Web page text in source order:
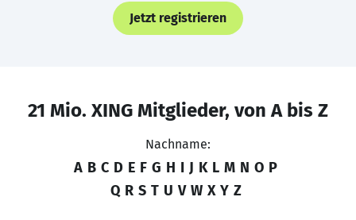
Jetzt registrieren
21 Mio. XING Mitglieder, von A bis Z
Nachname:
A B C D E F G H I J K L M N O P
Q R S T U V W X Y Z